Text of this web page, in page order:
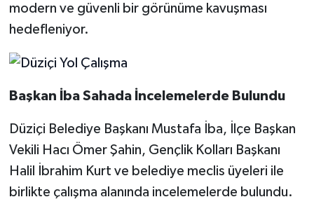
modern ve güvenli bir görünüme kavuşması
hedefleniyor.
Başkan İba Sahada İncelemelerde Bulundu
Düziçi Belediye Başkanı Mustafa İba, İlçe Başkan
Vekili Hacı Ömer Şahin, Gençlik Kolları Başkanı
Halil İbrahim Kurt ve belediye meclis üyeleri ile
birlikte çalışma alanında incelemelerde bulundu.